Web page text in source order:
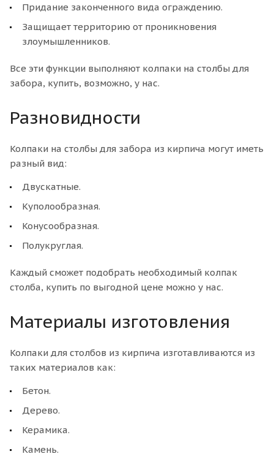
Придание законченного вида ограждению.
Защищает территорию от проникновения
злоумышленников.
Все эти функции выполняют колпаки на столбы для
забора, купить, возможно, у нас.
Разновидности
Колпаки на столбы для забора из кирпича могут иметь
разный вид:
Двускатные.
Куполообразная.
Конусообразная.
Полукруглая.
Каждый сможет подобрать необходимый колпак
столба, купить по выгодной цене можно у нас.
Материалы изготовления
Колпаки для столбов из кирпича изготавливаются из
таких материалов как:
Бетон.
Дерево.
Керамика.
Камень.